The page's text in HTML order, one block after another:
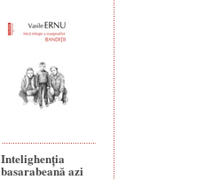
Intelighenția
basarabeană azi